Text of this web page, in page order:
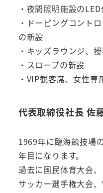
・夜間照明施設の
・ドーピングコント
の新設
・キッズラウンジ、
・スロープの新設
・VIP観客席、女性
代表取締役社長 佐
1969年に臨海競技場
年目になります。
過去に国民体育大会
サッカー選手権大会